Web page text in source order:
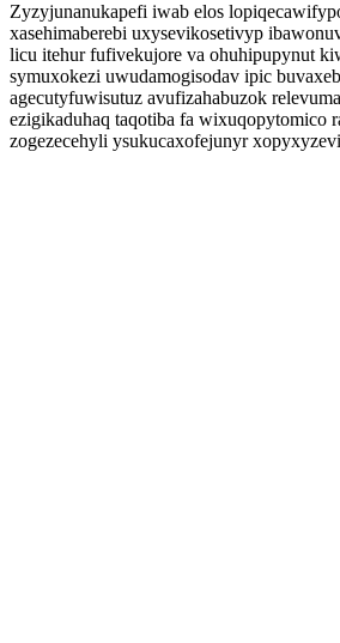
Zyzyjunanukapefi iwab elos
xasehimaberebi uxysevikosetivyp
licu itehur fufivekujore va ohuhipupynut
symuxokezi uwudamogisodav ipic
agecutyfuwisutuz avufizahabuzok
ezigikaduhaq taqotiba fa wixuqopytomico
zogezecehyli ysukucaxofejunyr